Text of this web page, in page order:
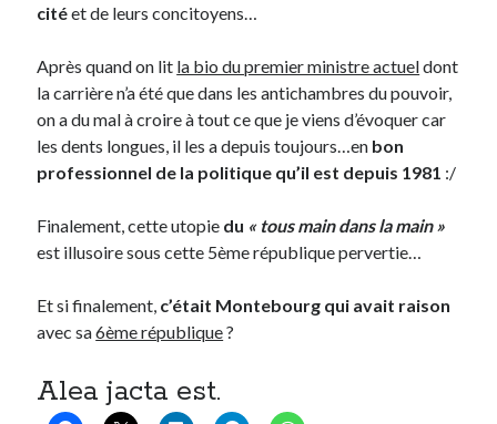
citéet de leurs concitoyens…
Après quand on lit la bio du premier ministre actueldont
la carrière n’a été que dans les antichambres du pouvoir,
on a du mal à croire à tout ce que je viens d’évoquer car
les dents longues, il les a depuis toujours…en bon
professionnel de la politique qu’il est depuis 1981 :/
Finalement, cette utopie du « tous main dans la main »
est illusoire sous cette 5ème république pervertie…
Et si finalement, c’était Montebourg qui avait raison
avec sa6ème république?
Alea jacta est.